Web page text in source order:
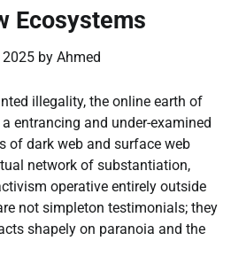
Ecosystems
2025 by Ahmed
illegality, the online earth of
entrancing and under-examined
of dark web and surface web
network of substantiation,
operative entirely outside
not simpleton testimonials; they
shapely on paranoia and the